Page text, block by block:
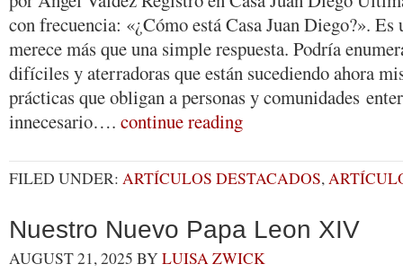
con frecuencia: «¿Cómo está Casa Juan Diego?». Es
merece más que una simple respuesta. Podría
difíciles y aterradoras que están sucediendo ahora
prácticas que obligan a personas y comunidades
innecesario…. continue reading
FILED UNDER: ARTÍCULOS DESTACADOS,
Nuestro Nuevo Papa Leon XIV
AUGUST 21, 2025 BYLUISA ZWICK